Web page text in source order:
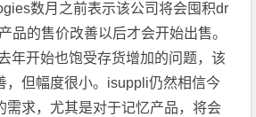
数月之前表示该公司将会囤积dr
品的售价改善以后才会开始出售。
年开始也饱受存货增加的问题，该
，但幅度很小。isuppli仍然相信今
需求，尤其是对于记忆产品，将会